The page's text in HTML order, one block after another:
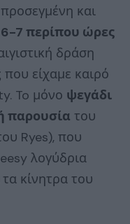
και
6-7 περίπου ώρες
δράση
είχαμε καιρό
To μόνο ψεγάδι
παρουσία του
Ryes), που
λογύδρια
κίνητρα του